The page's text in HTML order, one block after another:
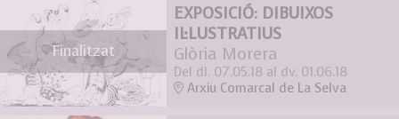
Finalitzat
EXPOSICIÓ: DIBUIXOS
IL·LUSTRATIUS
Glòria Morera
Del dl. 07.05.18 al dv. 01.06.18
Arxiu Comarcal de La Selva